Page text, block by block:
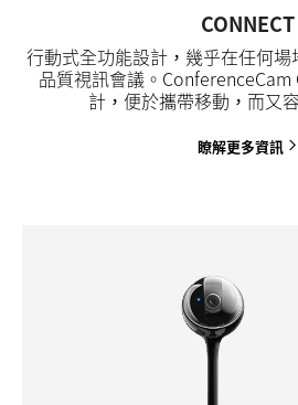
CONNECT
行動式全功能設計，幾乎在任何
品質視訊會議。
計，便於攜帶移動，而又
瞭解更多資訊